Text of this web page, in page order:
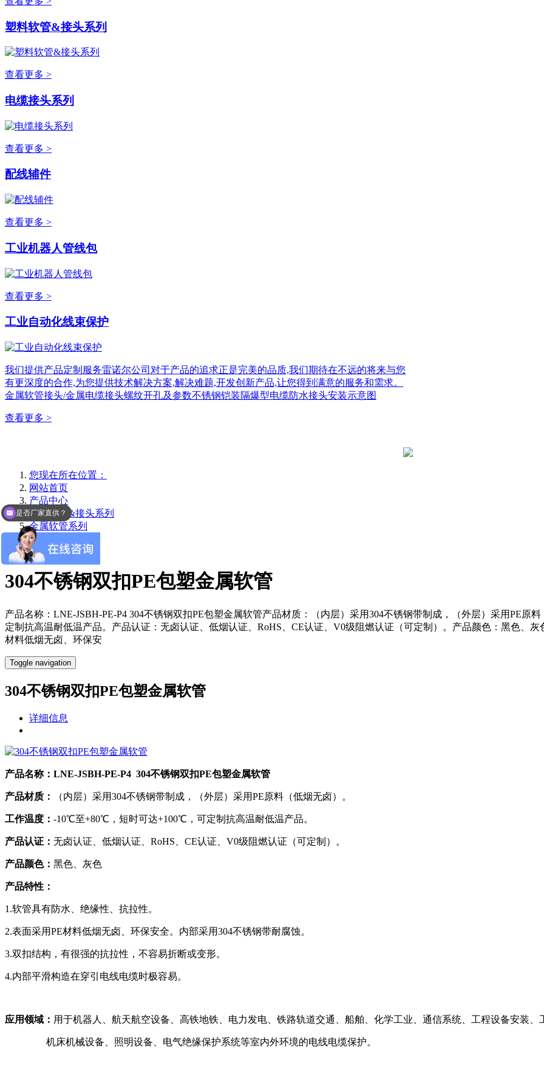
塑料软管&接头系列
查看更多 >
电缆接头系列
查看更多 >
配线辅件
查看更多 >
工业机器人管线包
查看更多 >
工业自动化线束保护
我们提供产品定制服务雷诺尔公司对于产品的追求正是完美的品质,我们期待在不远的将来与您
有更深度的合作,为您提供技术解决方案,解决难题,开发创新产品,让您得到满意的服务和需求。
金属软管接头/金属电缆接头螺纹开孔及参数不锈钢铠装隔爆型电缆防水接头安装示意图
查看更多 >
您现在所在位置：
网站首页
产品中心
金属软管&接头系列
金属软管系列
304不锈钢双扣PE包塑金属软管
产品名称：LNE-JSBH-PE-P4 304不锈钢双扣PE包塑金属软管产品材质：（内层）采用304不锈钢带制成，（外层）采用PE
定制抗高温耐低温产品。产品认证：无卤认证、低烟认证、RoHS、CE认证、V0级阻燃认证（可定制）。产品颜色：黑色、
材料低烟无卤、环保安
Toggle navigation
304不锈钢双扣PE包塑金属软管
详细信息
产品名称：LNE-JSBH-PE-P4 304不锈钢双扣PE包塑金属软管
产品材质： （内层）采用304不锈钢带制成，（外层）采用PE原料（低烟无卤）。
工作温度： -10℃至+80℃，短时可达+100℃，可定制抗高温耐低温产品。
产品认证： 无卤认证、低烟认证、RoHS、CE认证、V0级阻燃认证（可定制）。
产品颜色： 黑色、灰色
产品特性：
1.软管具有防水、绝缘性、抗拉性。
2.表面采用PE材料低烟无卤、环保安全。内部采用304不锈钢带耐腐蚀。
3.双扣结构，有很强的抗拉性，不容易折断或变形。
4.内部平滑构造在穿引电线电缆时极容易。
应用领域： 用于机器人、航天航空设备、高铁地铁、电力发电、铁路轨道交通、船舶、化学工业、通信系统、工程设备安装、
机床机械设备、照明设备、电气绝缘保护系统等室内外环境的电线电缆保护。
选型报价联系业务
是否厂家直供？